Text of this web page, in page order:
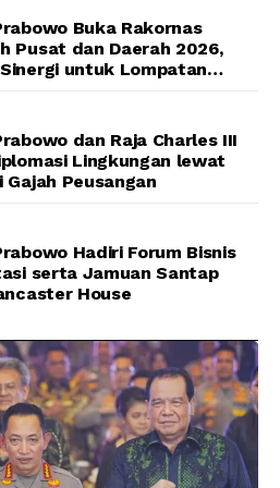
Buka Rakornas
Pusat dan Daerah 2026,
untuk Lompatan
dan Raja Charles III
Lingkungan lewat
Gajah Peusangan
Hadiri Forum Bisnis
serta Jamuan Santap
House